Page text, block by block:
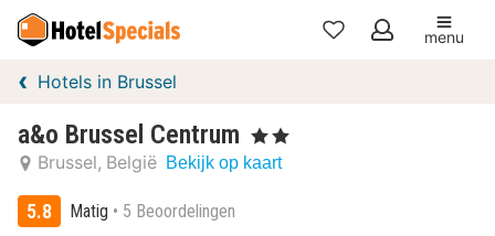
Mijn
menu
Hotels in Brussel
a&o Brussel Centrum , 2 Sterren
Brussel België Bekijk op kaart
5.8 Matig 5 Beoordelingen